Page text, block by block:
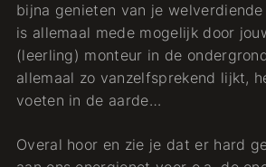
bijna genieten van je
is allemaal mede mogelijk door
(leerling) monteur in de
allemaal zo vanzelfsprekend lijkt,
voeten in de aarde…
Overal hoor en zie je dat er hard